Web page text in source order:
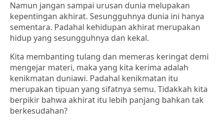
Namun jangan sampai urusan dunia melupakan
kepentingan akhirat. Sesungguhnya dunia ini hanya
sementara. Padahal kehidupan akhirat merupakan
hidup yang sesungguhnya dan kekal.
Kita membanting tulang dan memeras keringat demi
mengejar materi, maka yang kita kerima adalah
kenikmatan duniawi. Padahal kenikmatan itu
merupakan tipuan yang sifatnya semu. Tidakkah kita
berpikir bahwa akhirat itu lebih panjang bahkan tak
berkesudahan?